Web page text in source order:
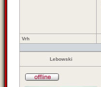
Vrh
Lebowski